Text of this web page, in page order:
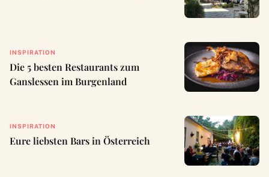
INSPIRATION
Die 5 besten Restaurants zum
Ganslessen im Burgenland
INSPIRATION
Eure liebsten Bars in Österreich